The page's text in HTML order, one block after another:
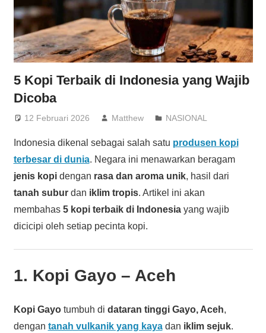
5 Kopi Terbaik di Indonesia yang Wajib
Dicoba
12 Februari 2026 Matthew NASIONAL
Indonesia dikenal sebagai salah satu produsen kopi
terbesar di dunia. Negara ini menawarkan beragam
jenis kopidengan rasa dan aroma unik, hasil dari
tanah suburdan iklim tropis. Artikel ini akan
membahas 5 kopi terbaik di Indonesiayang wajib
dicicipi oleh setiap pecinta kopi.
1. Kopi Gayo – Aceh
Kopi Gayotumbuh di dataran tinggi Gayo, Aceh,
dengan tanah vulkanik yang kayadan iklim sejuk.